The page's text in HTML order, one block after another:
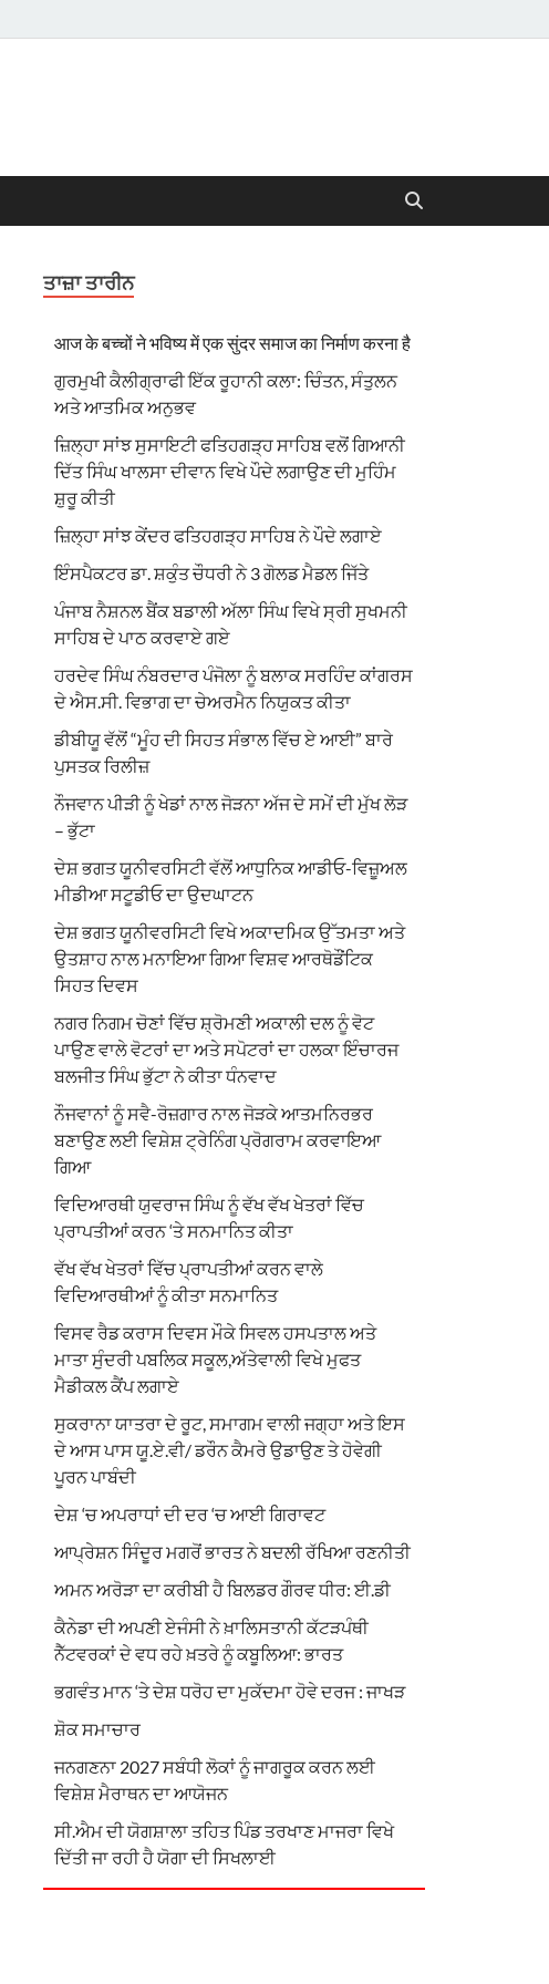
ਤਾਜ਼ਾ ਤਾਰੀਨ
आज के बच्चों ने भविष्य में एक सुंदर समाज का निर्माण करना है
ਗੁਰਮੁਖੀ ਕੈਲੀਗ੍ਰਾਫੀ ਇੱਕ ਰੂਹਾਨੀ ਕਲਾ: ਚਿੰਤਨ, ਸੰਤੁਲਨ
ਅਤੇ ਆਤਮਿਕ ਅਨੁਭਵ
ਜ਼ਿਲ੍ਹਾ ਸਾਂਝ ਸੁਸਾਇਟੀ ਫਤਿਹਗੜ੍ਹ ਸਾਹਿਬ ਵਲੋਂ ਗਿਆਨੀ
ਦਿੱਤ ਸਿੰਘ ਖਾਲਸਾ ਦੀਵਾਨ ਵਿਖੇ ਪੌਦੇ ਲਗਾਉਣ ਦੀ ਮੁਹਿੰਮ
ਸ਼ੁਰੂ ਕੀਤੀ
ਜ਼ਿਲ੍ਹਾ ਸਾਂਝ ਕੇਂਦਰ ਫਤਿਹਗੜ੍ਹ ਸਾਹਿਬ ਨੇ ਪੌਦੇ ਲਗਾਏ
ਇੰਸਪੈਕਟਰ ਡਾ. ਸ਼ਕੁੰਤ ਚੌਧਰੀ ਨੇ 3 ਗੋਲਡ ਮੈਡਲ ਜਿੱਤੇ
ਪੰਜਾਬ ਨੈਸ਼ਨਲ ਬੈਂਕ ਬਡਾਲੀ ਅੱਲਾ ਸਿੰਘ ਵਿਖੇ ਸ੍ਰੀ ਸੁਖਮਨੀ
ਸਾਹਿਬ ਦੇ ਪਾਠ ਕਰਵਾਏ ਗਏ
ਹਰਦੇਵ ਸਿੰਘ ਨੰਬਰਦਾਰ ਪੰਜੋਲਾ ਨੂੰ ਬਲਾਕ ਸਰਹਿੰਦ ਕਾਂਗਰਸ
ਦੇ ਐਸ.ਸੀ. ਵਿਭਾਗ ਦਾ ਚੇਅਰਮੈਨ ਨਿਯੁਕਤ ਕੀਤਾ
ਡੀਬੀਯੂ ਵੱਲੋਂ “ਮੂੰਹ ਦੀ ਸਿਹਤ ਸੰਭਾਲ ਵਿੱਚ ਏ ਆਈ” ਬਾਰੇ
ਪੁਸਤਕ ਰਿਲੀਜ਼
ਨੌਜਵਾਨ ਪੀੜੀ ਨੂੰ ਖੇਡਾਂ ਨਾਲ ਜੋੜਨਾ ਅੱਜ ਦੇ ਸਮੇਂ ਦੀ ਮੁੱਖ ਲੋੜ
– ਭੁੱਟਾ
ਦੇਸ਼ ਭਗਤ ਯੂਨੀਵਰਸਿਟੀ ਵੱਲੋਂ ਆਧੁਨਿਕ ਆਡੀਓ-ਵਿਜ਼ੂਅਲ
ਮੀਡੀਆ ਸਟੂਡੀਓ ਦਾ ਉਦਘਾਟਨ
ਦੇਸ਼ ਭਗਤ ਯੂਨੀਵਰਸਿਟੀ ਵਿਖੇ ਅਕਾਦਮਿਕ ਉੱਤਮਤਾ ਅਤੇ
ਉਤਸ਼ਾਹ ਨਾਲ ਮਨਾਇਆ ਗਿਆ ਵਿਸ਼ਵ ਆਰਥੋਡੌਂਟਿਕ
ਸਿਹਤ ਦਿਵਸ
ਨਗਰ ਨਿਗਮ ਚੋਣਾਂ ਵਿੱਚ ਸ਼੍ਰੋਮਣੀ ਅਕਾਲੀ ਦਲ ਨੂੰ ਵੋਟ
ਪਾਉਣ ਵਾਲੇ ਵੋਟਰਾਂ ਦਾ ਅਤੇ ਸਪੋਟਰਾਂ ਦਾ ਹਲਕਾ ਇੰਚਾਰਜ
ਬਲਜੀਤ ਸਿੰਘ ਭੁੱਟਾ ਨੇ ਕੀਤਾ ਧੰਨਵਾਦ
ਨੌਜਵਾਨਾਂ ਨੂੰ ਸਵੈ-ਰੋਜ਼ਗਾਰ ਨਾਲ ਜੋੜਕੇ ਆਤਮਨਿਰਭਰ
ਬਣਾਉਣ ਲਈ ਵਿਸ਼ੇਸ਼ ਟ੍ਰੇਨਿੰਗ ਪ੍ਰੋਗਰਾਮ ਕਰਵਾਇਆ
ਗਿਆ
ਵਿਦਿਆਰਥੀ ਯੁਵਰਾਜ ਸਿੰਘ ਨੂੰ ਵੱਖ ਵੱਖ ਖੇਤਰਾਂ ਵਿੱਚ
ਪ੍ਰਾਪਤੀਆਂ ਕਰਨ ‘ਤੇ ਸਨਮਾਨਿਤ ਕੀਤਾ
ਵੱਖ ਵੱਖ ਖੇਤਰਾਂ ਵਿੱਚ ਪ੍ਰਾਪਤੀਆਂ ਕਰਨ ਵਾਲੇ
ਵਿਦਿਆਰਥੀਆਂ ਨੂੰ ਕੀਤਾ ਸਨਮਾਨਿਤ
ਵਿਸਵ ਰੈਡ ਕਰਾਸ ਦਿਵਸ ਮੌਕੇ ਸਿਵਲ ਹਸਪਤਾਲ ਅਤੇ
ਮਾਤਾ ਸੁੰਦਰੀ ਪਬਲਿਕ ਸਕੂਲ,ਅੱਤੇਵਾਲੀ ਵਿਖੇ ਮੁਫਤ
ਮੈਡੀਕਲ ਕੈਂਪ ਲਗਾਏ
ਸੁਕਰਾਨਾ ਯਾਤਰਾ ਦੇ ਰੂਟ, ਸਮਾਗਮ ਵਾਲੀ ਜਗ੍ਹਾ ਅਤੇ ਇਸ
ਦੇ ਆਸ ਪਾਸ ਯੂ.ਏ.ਵੀ/ ਡਰੌਨ ਕੈਮਰੇ ਉਡਾਉਣ ਤੇ ਹੋਵੇਗੀ
ਪੂਰਨ ਪਾਬੰਦੀ
ਦੇਸ਼ ‘ਚ ਅਪਰਾਧਾਂ ਦੀ ਦਰ ‘ਚ ਆਈ ਗਿਰਾਵਟ
ਆਪ੍ਰੇਸ਼ਨ ਸਿੰਦੂਰ ਮਗਰੋਂ ਭਾਰਤ ਨੇ ਬਦਲੀ ਰੱਖਿਆ ਰਣਨੀਤੀ
ਅਮਨ ਅਰੋੜਾ ਦਾ ਕਰੀਬੀ ਹੈ ਬਿਲਡਰ ਗੌਰਵ ਧੀਰ: ਈ.ਡੀ
ਕੈਨੇਡਾ ਦੀ ਅਪਣੀ ਏਜੰਸੀ ਨੇ ਖ਼ਾਲਿਸਤਾਨੀ ਕੱਟੜਪੰਥੀ
ਨੈੱਟਵਰਕਾਂ ਦੇ ਵਧ ਰਹੇ ਖ਼ਤਰੇ ਨੂੰ ਕਬੂਲਿਆ: ਭਾਰਤ
ਭਗਵੰਤ ਮਾਨ ‘ਤੇ ਦੇਸ਼ ਧਰੋਹ ਦਾ ਮੁਕੱਦਮਾ ਹੋਵੇ ਦਰਜ : ਜਾਖੜ
ਸ਼ੋਕ ਸਮਾਚਾਰ
ਜਨਗਣਨਾ 2027 ਸਬੰਧੀ ਲੋਕਾਂ ਨੂੰ ਜਾਗਰੂਕ ਕਰਨ ਲਈ
ਵਿਸ਼ੇਸ਼ ਮੈਰਾਥਨ ਦਾ ਆਯੋਜਨ
ਸੀ.ਐਮ ਦੀ ਯੋਗਸ਼ਾਲਾ ਤਹਿਤ ਪਿੰਡ ਤਰਖਾਣ ਮਾਜਰਾ ਵਿਖੇ
ਦਿੱਤੀ ਜਾ ਰਹੀ ਹੈ ਯੋਗਾ ਦੀ ਸਿਖਲਾਈ